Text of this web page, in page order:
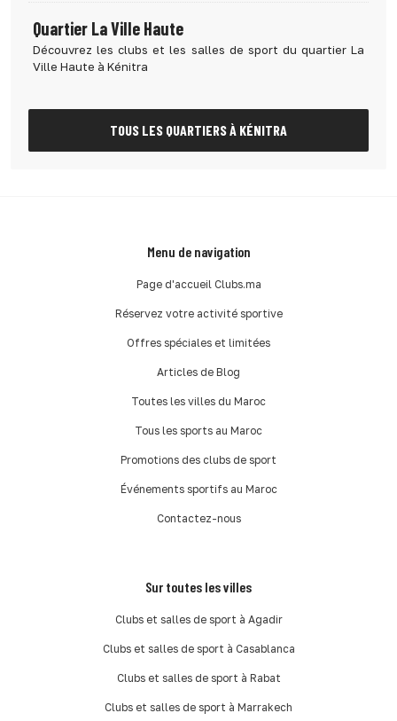
Quartier La Ville Haute
Découvrez les clubs et les salles de sport du quartier La
Ville Haute à Kénitra
TOUS LES QUARTIERS À KÉNITRA
Menu de navigation
Page d'accueil Clubs.ma
Réservez votre activité sportive
Offres spéciales et limitées
Articles de Blog
Toutes les villes du Maroc
Tous les sports au Maroc
Promotions des clubs de sport
Événements sportifs au Maroc
Contactez-nous
Sur toutes les villes
Clubs et salles de sport à Agadir
Clubs et salles de sport à Casablanca
Clubs et salles de sport à Rabat
Clubs et salles de sport à Marrakech